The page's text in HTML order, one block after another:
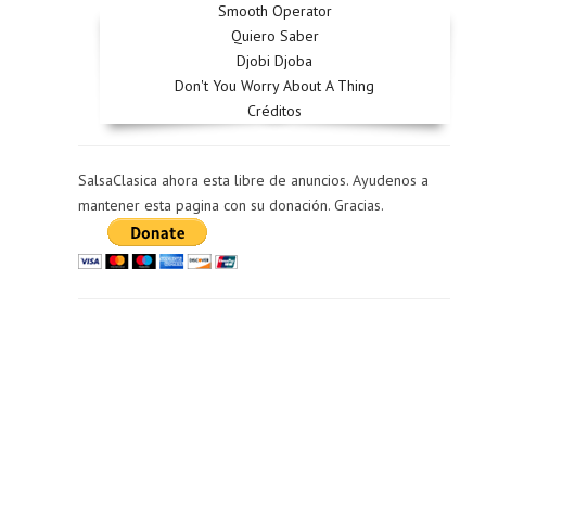
Smooth Operator
Quiero Saber
Djobi Djoba
Don't You Worry About A Thing
Créditos
SalsaClasica ahora esta libre de anuncios. Ayudenos a
mantener esta pagina con su donación. Gracias.